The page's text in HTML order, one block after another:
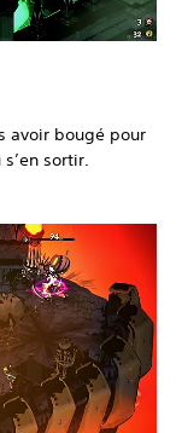
avoir bougé pour
sortir.